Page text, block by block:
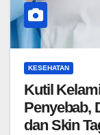
KESEHATAN
Kutil
Penyebab,
dan Skin